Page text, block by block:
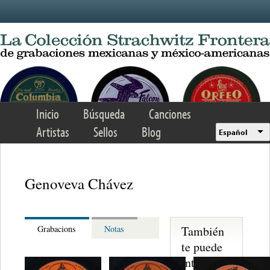
Inicio Búsqueda
Canciones
Artistas
Sellos Blog Español
Genoveva Chávez
Grabacions Notas
También
te puede
interesar...